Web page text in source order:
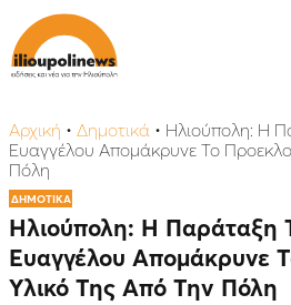
Αρχική • Δημοτικά • Ηλιούπολη: H
Ευαγγέλου Απομάκρυνε Το
Πόλη
ΔΗΜΟΤΙΚΑ
Ηλιούπολη: H Παράταξη
Ευαγγέλου Απομάκρυνε
Υλικό Της Από Την Πόλη